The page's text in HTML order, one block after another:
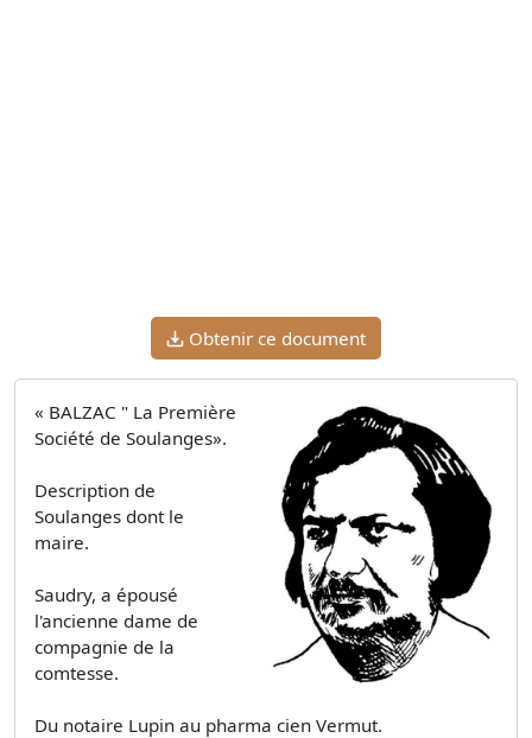
Obtenir ce document
« BALZAC " La Première
Société de Soulanges».
Description de
Soulanges dont le
maire.
Saudry, a épousé
l'ancienne dame de
compagnie de la
comtesse.
Du notaire Lupin au pharma­ cien Vermut.